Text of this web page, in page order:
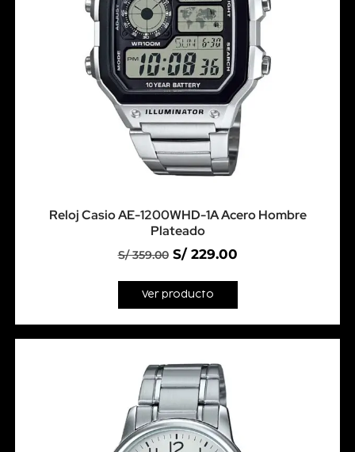
Reloj Casio AE-1200WHD-1A Acero Hombre
Plateado
S/359.00 S/229.00
Ver producto